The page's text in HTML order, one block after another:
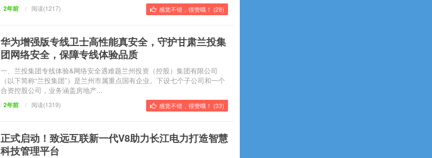
/2年前 / 感觉不错，很赞哦！ (28)
阅读(1217)
华为增强版专线卫士高性能真安全，守护甘肃兰投集
团网络安全，保障专线体验品质
一、兰投集团专线体验&网络安全遇难题兰州投资（控股）集团有限公司
（以下简称“兰投集团”）是兰州市属重点国有企业。下设七个子公司和一个
合资控股公司，业务涵盖房地产...
/2年前 / 感觉不错，很赞哦！ (33)
阅读(1319)
正式启动！致远互联新一代V8助力长江电力打造智慧
科技管理平台